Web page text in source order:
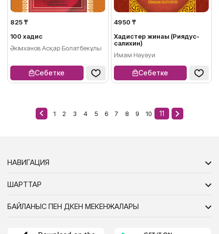
825 ₸
100 хадис
Әкімханов Асқар Болатбекұлы
Себетке
4950 ₸
Хадистер жинағы (Риядус-
салихин)
Имам Нәуәуи
Себетке
1 2 3 4 5 6 7 8 9 10 11
НАВИГАЦИЯ
ШАРТТАР
БАЙЛАНЫС ПЕН ДҮКЕН МЕКЕНЖАЛАРЫ